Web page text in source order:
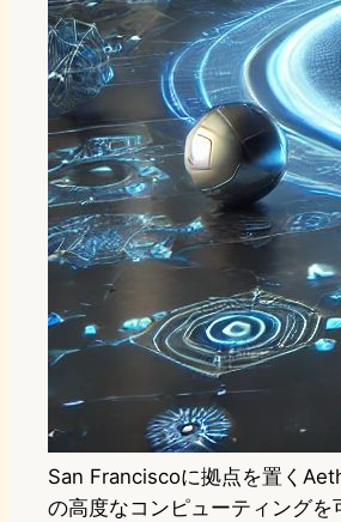
San Franciscoに拠点を置く
の高度なコンピューティングを